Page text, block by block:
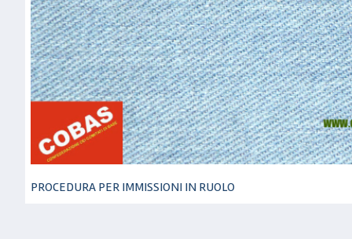
PROCEDURA PER IMMISSIONI IN RUOLO